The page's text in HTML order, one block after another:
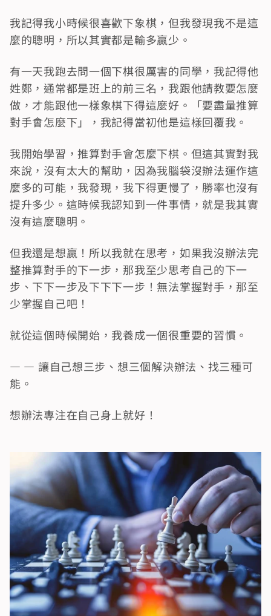
我記得我小時候很喜歡下象棋，但我發現我不是這
麼的聰明，所以其實都是輸多贏少。
有一天我跑去問一個下棋很厲害的同學，我記得他
姓鄭，通常都是班上的前三名，我跟他請教要怎麼
做，才能跟他一樣象棋下得這麼好。「要盡量推算
對手會怎麼下」，我記得當初他是這樣回覆我。
我開始學習，推算對手會怎麼下棋。但這其實對我
來說，沒有太大的幫助，因為我腦袋沒辦法運作這
麼多的可能，我發現，我下得更慢了，勝率也沒有
提升多少。這時候我認知到一件事情，就是我其實
沒有這麼聰明。
但我還是想贏！所以我就在思考，如果我沒辦法完
整推算對手的下一步，那我至少思考自己的下一
步、下下一步及下下下一步！無法掌握對手，那至
少掌握自己吧！
就從這個時候開始，我養成一個很重要的習慣。
— — 讓自己想三步、想三個解決辦法、找三種可
能。
想辦法專注在自己身上就好！